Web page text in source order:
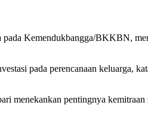
pada Kemendukbangga/BKKBN,
pada perencanaan keluarga,
menekankan pentingnya